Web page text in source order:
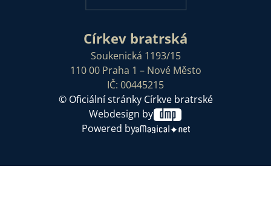
Církev bratrská
Soukenická 1193/15
110 00 Praha 1 – Nové Město
IČ: 00445215
© Oficiální stránky Církve bratrské
Webdesign by
Powered by